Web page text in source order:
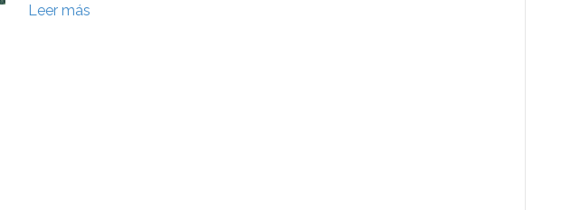
Leer más